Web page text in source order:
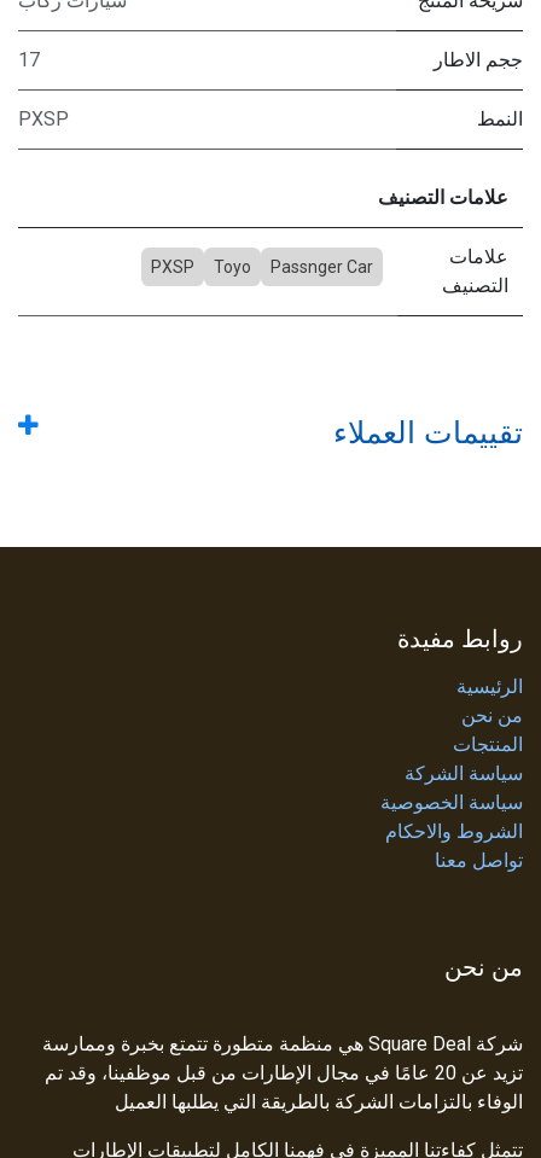
ججم الاطار 17
النمط PXSP
علامات التصنيف
علامات
التصنيف
Passnger Car
Toyo
PXSP
تقييمات العملاء
روابط مفيدة
الرئيسية
من نحن
المنتجات
سياسة الشركة
سياسة الخصوصية
الشروط والاحكام
تواصل معنا
من نحن
شركة Square Deal هي منظمة متطورة تتمتع بخبرة وممارسة
تزيد عن 20 عامًا في مجال الإطارات من قبل موظفينا، وقد تم
الوفاء بالتزامات الشركة بالطريقة التي يطلبها العميل
تتمثل كفاءتنا المميزة في فهمنا الكامل لتطبيقات الإطارات